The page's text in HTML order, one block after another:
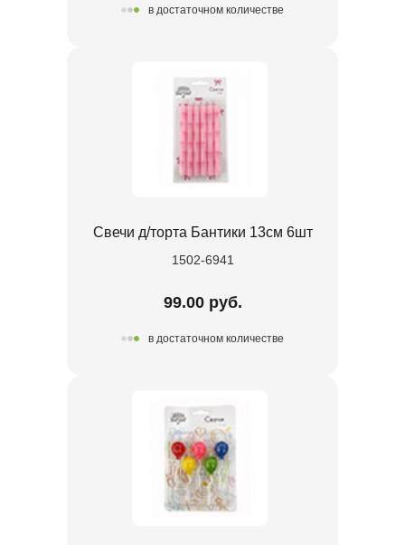
в достаточном количестве
Свечи д/торта Бантики 13см 6шт
1502-6941
99.00 руб.
в достаточном количестве